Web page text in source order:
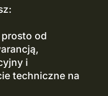
od
i
techniczne na